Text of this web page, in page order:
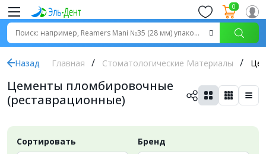
0
Назад Главная Стоматологические Материалы
Цементы пломбировочные
(реставрационные)
Сортировать Бренд